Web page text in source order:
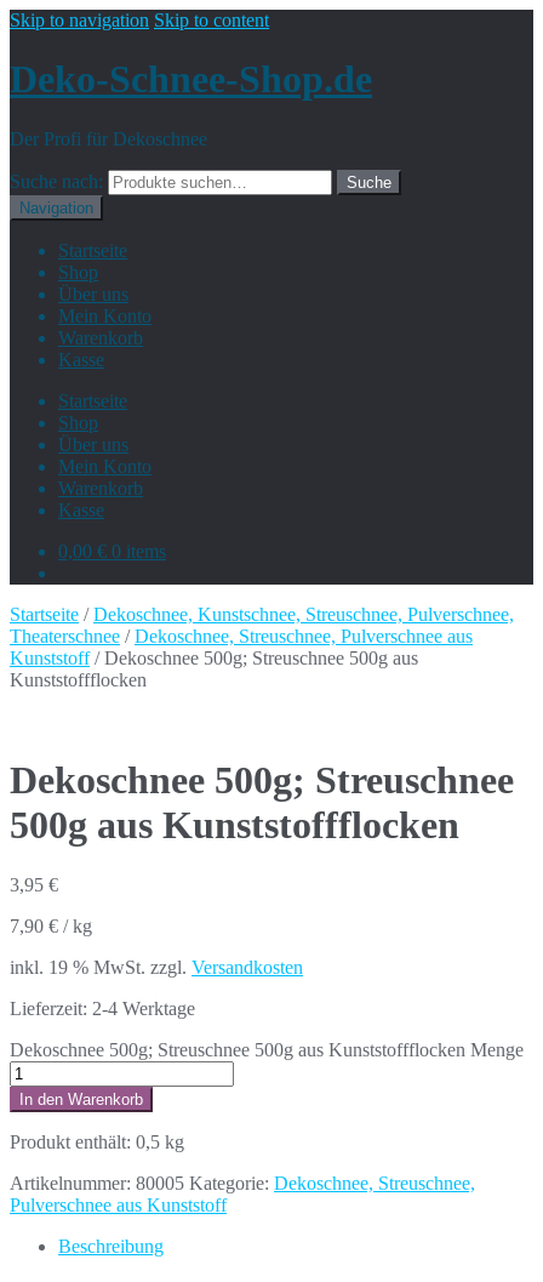
Skip to navigation Skip to content
Deko-Schnee-Shop.de
Der Profi für Dekoschnee
Suche nach:
Suche
Navigation
Startseite
Shop
Über uns
Mein Konto
Warenkorb
Kasse
Startseite
Shop
Über uns
Mein Konto
Warenkorb
Kasse
0,00 € 0 items
Startseite /Dekoschnee, Kunstschnee, Streuschnee, Pulverschnee,
Theaterschnee /Dekoschnee, Streuschnee, Pulverschnee aus
Kunststoff/ Dekoschnee 500g; Streuschnee 500g aus
Kunststoffflocken
Dekoschnee 500g; Streuschnee
500g aus Kunststoffflocken
3,95 €
7,90 € /kg
inkl. 19 % MwSt. zzgl. Versandkosten
Lieferzeit: 2-4 Werktage
Dekoschnee 500g; Streuschnee 500g aus Kunststoffflocken Menge
In den Warenkorb
Produkt enthält: 0,5 kg
Artikelnummer: 80005 Kategorie: Dekoschnee, Streuschnee,
Pulverschnee aus Kunststoff
Beschreibung